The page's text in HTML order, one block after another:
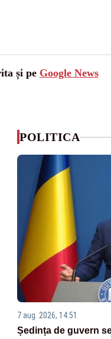
și pe Google News
POLITICA
7 aug. 2026, 14:51
Ședința de guvern